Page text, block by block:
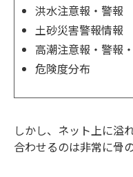
洪水注意報・警報
土砂災害警報情報
高潮注意報・警報
危険度分布
しかし、ネット上に溢
合わせるのは非常に骨